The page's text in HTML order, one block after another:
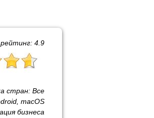
4.9
стран: Все
macOS
бизнеса